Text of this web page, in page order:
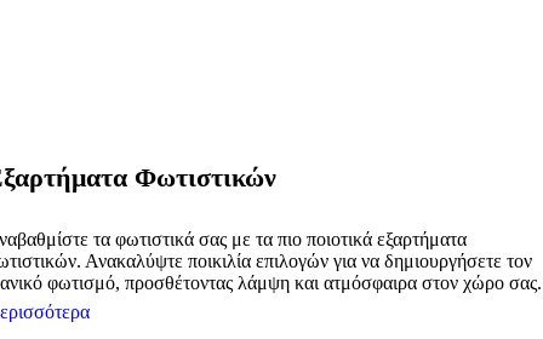
Φωτιστικών
τα φωτιστικά σας με τα πιο ποιοτικά εξαρτήματα
Ανακαλύψτε ποικιλία επιλογών για να δημιουργήσετε τον
φωτισμό, προσθέτοντας λάμψη και ατμόσφαιρα στον χώρο σας.